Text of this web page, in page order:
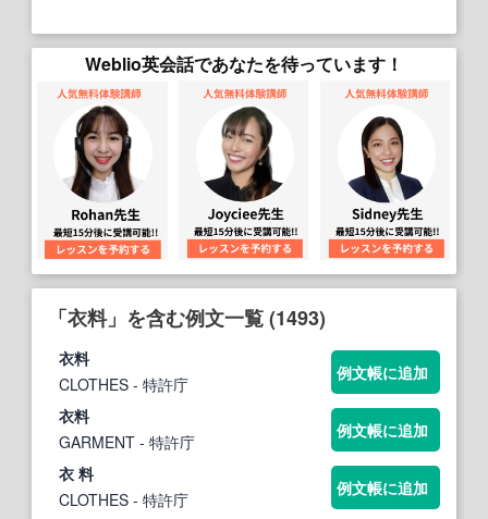
Weblio英会話であなたを待っています！
「衣料」を含む例文一覧 (1493)
衣料
CLOTHES - 特許庁
例文帳に追加
衣料
GARMENT - 特許庁
例文帳に追加
衣 料
CLOTHES - 特許庁
例文帳に追加